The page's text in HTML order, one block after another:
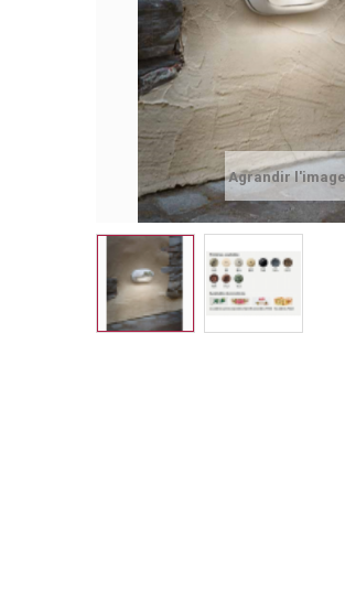
Agrandir l'image